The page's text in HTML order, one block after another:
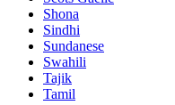
Shona
Sindhi
Sundanese
Swahili
Tajik
Tamil